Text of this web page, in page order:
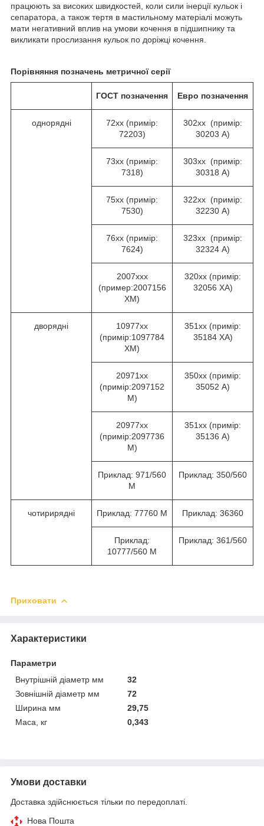
працюють за високих швидкостей, коли сили інерції кульок і
сепаратора, а також тертя в мастильному матеріалі можуть
мати негативний вплив на умови кочення в підшипнику та
викликати прослизання кульок по доріжці кочення.
Порівняння позначень метричної серії
ГОСТ позначення Евро позначення
однорядні
72хх (примір:
72203)
302хх (примір:
30203 А)
73хх (примір:
7318)
303хх (примір:
30318 А)
75хх (примір:
7530)
322хх (примір:
32230 А)
76хх (примір:
7624)
323хх (примір:
32324 А)
2007ххх
(пример:2007156
ХМ)
320хх (примір:
32056 ХА)
дворядні
10977хх
(примір:1097784
ХМ)
351хх (примір:
35184 ХА)
20971хх
(примір:2097152
М)
350хх (примір:
35052 А)
20977хх
(примір:2097736
М)
351хх (примір:
35136 А)
Приклад: 971/560
М
Приклад: 350/560
чотирирядні Приклад: 77760 М Приклад: 36360
Приклад:
10777/560 М
Приклад: 361/560
Приховати
Характеристики
Параметри
Внутрішній діаметр мм
32
Зовнішній діаметр мм
72
Ширина мм
29,75
Маса, кг
0,343
Умови доставки
Доставка здійснюється тільки по передоплаті.
Нова Пошта